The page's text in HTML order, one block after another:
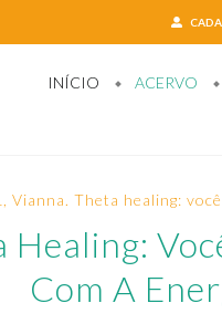
INÍCIO ACERVO
Vianna. Theta healing:
Healing:
Com A